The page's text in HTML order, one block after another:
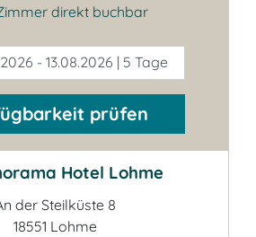
direkt buchbar
- 13.08.2026 | 5 Tage
prüfen
Hotel Lohme
der Steilküste 8
18551 Lohme